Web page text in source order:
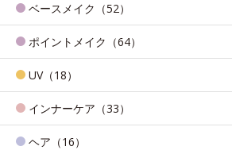
ベースメイク（52）
ポイントメイク（64）
UV（18）
インナーケア（33）
ヘア（16）